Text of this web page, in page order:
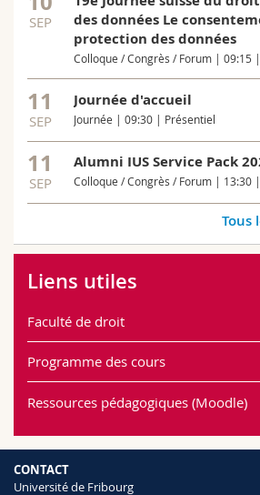
SEP
des données Le
protection des données
Colloque / Congrès / Forum | 09:15
11
SEP
Journée d'accueil
Journée | 09:30 | Présentiel
11
SEP
Alumni IUS Service Pack
Colloque / Congrès / Forum | 13:30
Tous
Liens utiles
Faculté de droit
Programme des cours
Ressources pédagogiques (Moodle)
CONTACT
Université de Fribourg